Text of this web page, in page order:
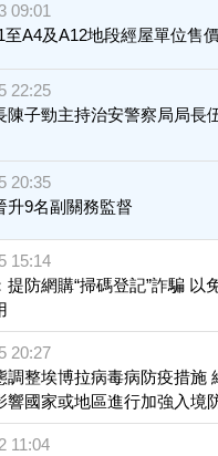
09:01
至A4及A12地段經屋單位售
22:25
陳子勁主持治安警察局局長
20:35
升9名副關務監督
15:14
提防網購“掃碼登記”詐騙 以
20:27
調整埃博拉病毒病防疫措施
響國家或地區進行加強入境
11:04